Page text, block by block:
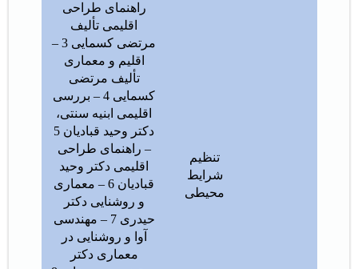
تنظیم
شرایط
محیطی
راهنمای طراحی
اقلیمی تألیف
مرتضی کسمایی 3 –
اقلیم و معماری
تألیف مرتضی
کسمایی 4 – بررسی
اقلیمی ابنیه سنتی،
دکتر وحید قبادیان 5
– راهنمای طراحی
اقلیمی دکتر وحید
قبادیان 6 – معماری
و روشنایی دکتر
حیدری 7 – مهندسی
آوا و روشنایی در
معماری دکتر